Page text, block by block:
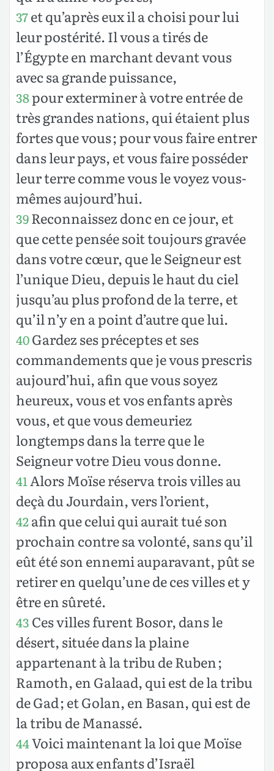
37et qu’après eux il a choisi pour lui
leur postérité. Il vous a tirés de
l’Égypte en marchant devant vous
avec sa grande puissance,
38pour exterminer à votre entrée de
très grandes nations, qui étaient plus
fortes que vous ; pour vous faire entrer
dans leur pays, et vous faire posséder
leur terre comme vous le voyez vous-
mêmes aujourd’hui.
39Reconnaissez donc en ce jour, et
que cette pensée soit toujours gravée
dans votre cœur, que le Seigneur est
l’unique Dieu, depuis le haut du ciel
jusqu’au plus profond de la terre, et
qu’il n’y en a point d’autre que lui.
40Gardez ses préceptes et ses
commandements que je vous prescris
aujourd’hui, afin que vous soyez
heureux, vous et vos enfants après
vous, et que vous demeuriez
longtemps dans la terre que le
Seigneur votre Dieu vous donne.
41 Alors Moïse réserva trois villes au
deçà du Jourdain, vers l’orient,
42afin que celui qui aurait tué son
prochain contre sa volonté, sans qu’il
eût été son ennemi auparavant, pût se
retirer en quelqu’une de ces villes et y
être en sûreté.
43 Ces villes furent Bosor, dans le
désert, située dans la plaine
appartenant à la tribu de Ruben ;
Ramoth, en Galaad, qui est de la tribu
de Gad ; et Golan, en Basan, qui est de
la tribu de Manassé.
44Voici maintenant la loi que Moïse
proposa aux enfants d’Israël